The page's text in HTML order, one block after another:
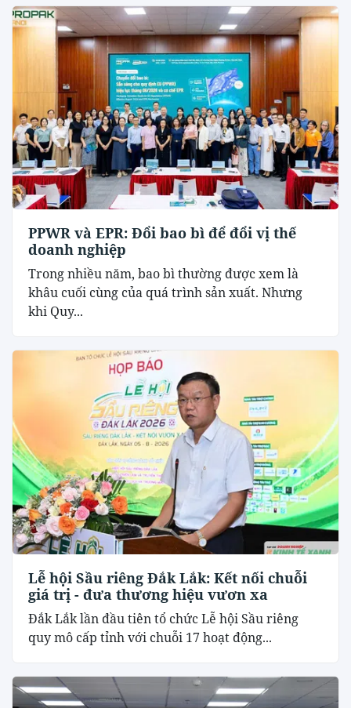
PPWR và EPR: Đổi bao bì để đổi vị thế
doanh nghiệp
Trong nhiều năm, bao bì thường được xem là
khâu cuối cùng của quá trình sản xuất. Nhưng
khi Quy...
Lễ hội Sầu riêng Đắk Lắk: Kết nối chuỗi
giá trị - đưa thương hiệu vươn xa
Đắk Lắk lần đầu tiên tổ chức Lễ hội Sầu riêng
quy mô cấp tỉnh với chuỗi 17 hoạt động...